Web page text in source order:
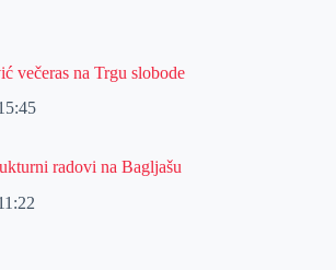
večeras na Trgu slobode
radovi na Bagljašu